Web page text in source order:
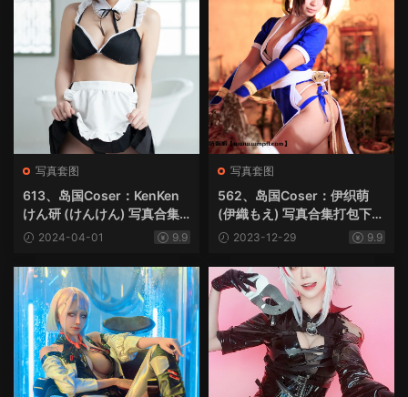
写真套图
613、岛国Coser：KenKen
けん研 (けんけん) 写真合集
打包下载[63 套]
2024-04-01 9.9
写真套图
562、岛国Coser：伊织萌
(伊織もえ) 写真合集打包下载
[16.9GB]
2023-12-29 9.9